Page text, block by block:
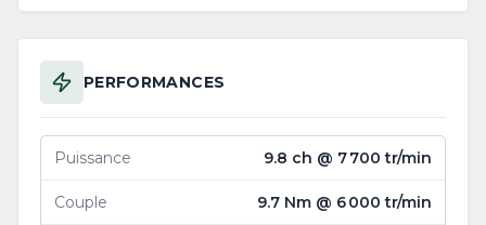
PERFORMANCES
Puissance 9.8 ch @ 7 700 tr/min
Couple 9.7 Nm @ 6 000 tr/min